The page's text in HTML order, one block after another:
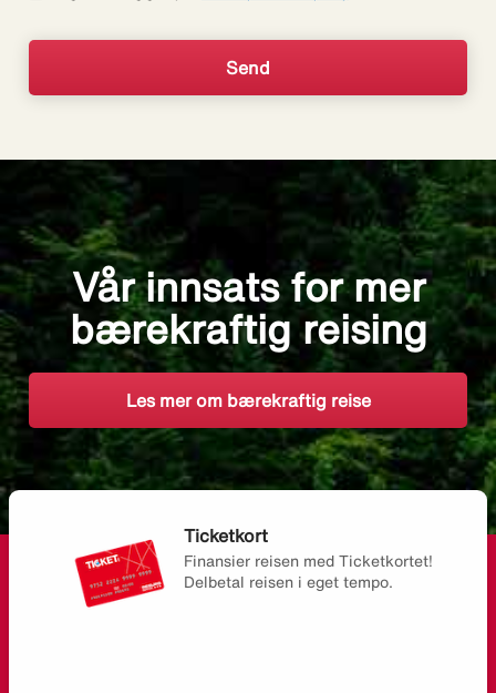
Vår innsats for mer
bærekraftig reising
Les mer om bærekraftig reise
Ticketkort
Finansier reisen med Ticketkortet!
Delbetal reisen i eget tempo.